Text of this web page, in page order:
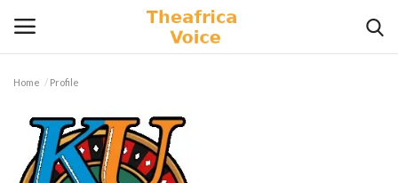
Home
Home Profile